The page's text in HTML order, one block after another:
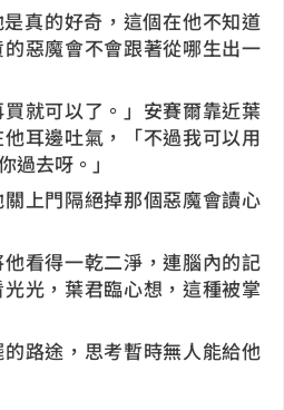
真的好奇，這個在他不知道
惡魔會不會跟著從哪生出一
買就可以了。」安賽爾靠近葉
耳邊吐氣，「不過我可以用
過去呀。」
上門隔絕掉那個惡魔會讀心
看得一乾二淨，連腦內的記
光，葉君臨心想，這種被掌
路途，思考暫時無人能給他